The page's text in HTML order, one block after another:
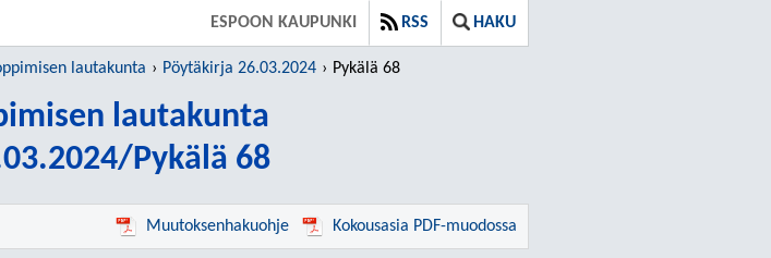
ESPOON KAUPUNKI RSS HAKU
lautakunta Pöytäkirja 26.03.2024 Pykälä 68
lautakunta
Pykälä 68
Muutoksenhakuohje Kokousasia PDF-muodossa